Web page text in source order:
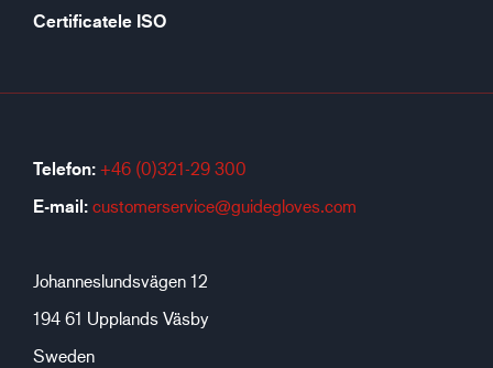
Certificatele ISO
Telefon: +46 (0)321-29 300
E-mail: customerservice@guidegloves.com
Johanneslundsvägen 12
194 61 Upplands Väsby
Sweden